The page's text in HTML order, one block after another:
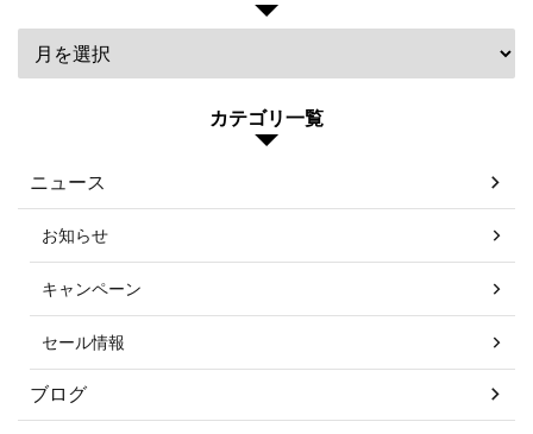
カテゴリ一覧
ニュース
お知らせ
キャンペーン
セール情報
ブログ